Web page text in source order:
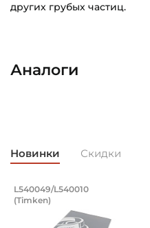
других грубых частиц.
Наружный диаметр (D):
Ширина наружного кольца
Ширина в сборе
Категория:
Аналоги
Новинки Скидки
Подшипник
Подшипник
L540049/L540010
(Timken)